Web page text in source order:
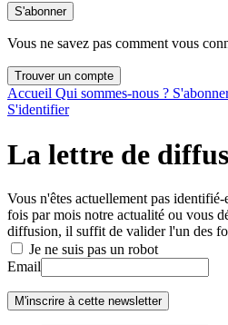
Vous ne savez pas comment vous
Accueil Qui sommes-nous ?
S'identifier
La lettre de
Vous n'êtes actuellement pas
fois par mois notre actualité ou vous
diffusion, il suffit de valider l'un des
Je ne suis pas un robot
Email